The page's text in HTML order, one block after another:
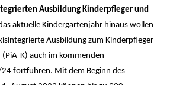
Ausbildung Kinderpfleger und
aktuelle Kindergartenjahr hinaus wollen
Ausbildung zum Kinderpfleger
K) auch im kommenden
fortführen. Mit dem Beginn des